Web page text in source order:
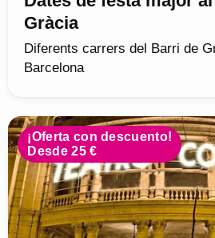
Gràcia
Diferents carrers del Barri de
Barcelona
¡Oferta con descuento!
Desde 25 €